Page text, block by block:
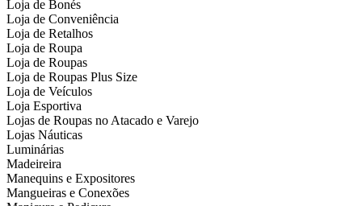
Loja de Bonés
Loja de Conveniência
Loja de Retalhos
Loja de Roupa
Loja de Roupas
Loja de Roupas Plus Size
Loja de Veículos
Loja Esportiva
Lojas de Roupas no Atacado e Varejo
Lojas Náuticas
Luminárias
Madeireira
Manequins e Expositores
Mangueiras e Conexões